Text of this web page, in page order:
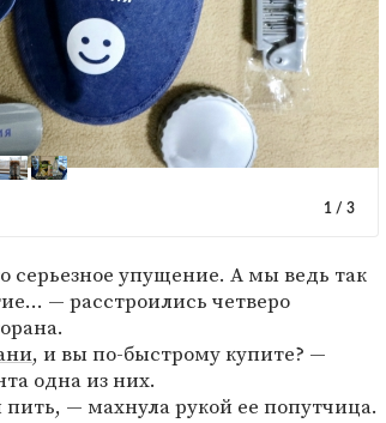
1 / 3
серьезное упущение. А мы ведь так
— расстроились четверо
, и вы по-быстрому купите? —
одна из них.
— махнула рукой ее попутчица.